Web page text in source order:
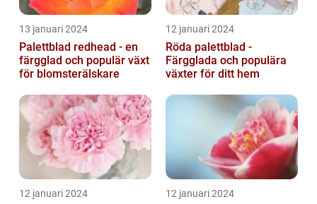
13 januari 2024
Palettblad redhead - en
färgglad och populär växt
för blomsterälskare
12 januari 2024
Röda palettblad -
Färgglada och populära
växter för ditt hem
12 januari 2024 12 januari 2024